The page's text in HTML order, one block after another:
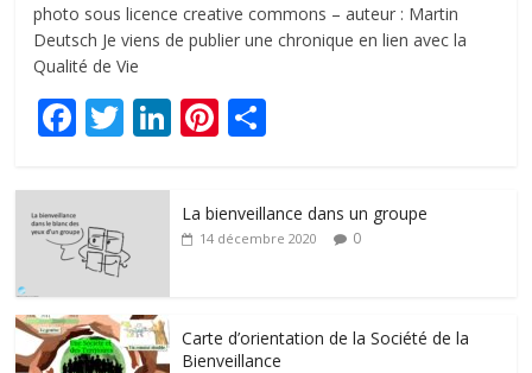
photo sous licence creative commons – auteur : Martin
Deutsch Je viens de publier une chronique en lien avec la
Qualité de Vie
F
e
b
o
o
k
T
itt
er
Li
e
Pi
e g
La bienveillance dans un groupe
14 décembre 2020 0
Carte d’orientation de la Société de la
Bienveillance